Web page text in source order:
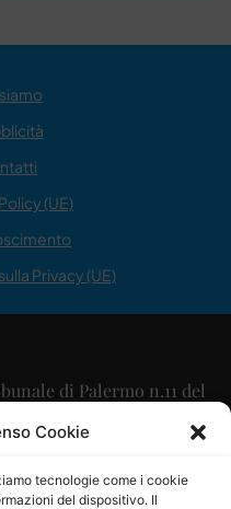
Cookie
tecnologie come i cookie
del dispositivo. Il
(UE)
Privacy (UE)
di Palermo n.11 del